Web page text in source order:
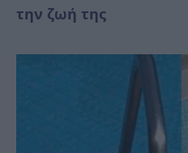
την ζωή της